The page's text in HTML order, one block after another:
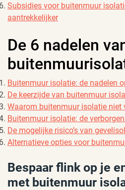
Subsidies voor buitenmuur
aantrekkelijker
De 6 nadelen
Buitenmuur isolatie: de nadelen
De keerzijde van buitenmuur
Waarom buitenmuur isolatie niet
Buitenmuur isolatie: de
De mogelijke risico’s van
Alternatieve opties voor
Bespaar flink op je
met buitenmuur